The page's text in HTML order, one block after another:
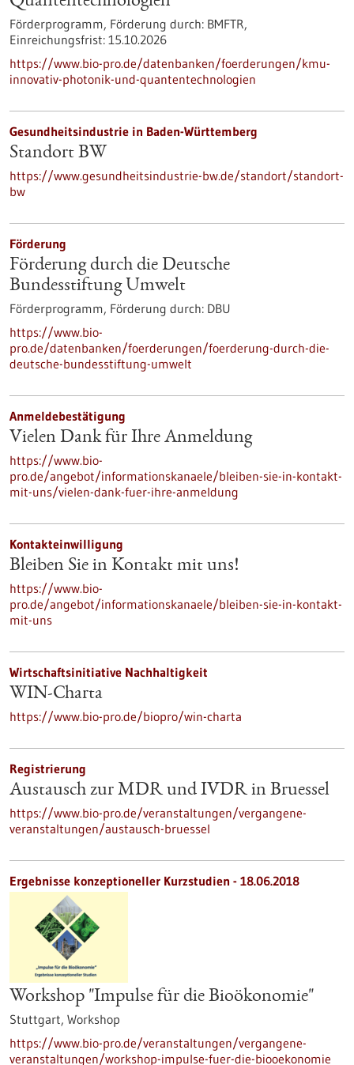
Förderprogramm, Förderung durch: BMFTR,
Einreichungsfrist: 15.10.2026
https://www.bio-pro.de/datenbanken/foerderungen/kmu-
innovativ-photonik-und-quantentechnologien
Gesundheitsindustrie in Baden-Württemberg
Standort BW
https://www.gesundheitsindustrie-bw.de/standort/standort-
bw
Förderung
Förderung durch die Deutsche
Bundesstiftung Umwelt
Förderprogramm, Förderung durch: DBU
https://www.bio-
pro.de/datenbanken/foerderungen/foerderung-durch-die-
deutsche-bundesstiftung-umwelt
Anmeldebestätigung
Vielen Dank für Ihre Anmeldung
https://www.bio-
pro.de/angebot/informationskanaele/bleiben-sie-in-kontakt-
mit-uns/vielen-dank-fuer-ihre-anmeldung
Kontakteinwilligung
Bleiben Sie in Kontakt mit uns!
https://www.bio-
pro.de/angebot/informationskanaele/bleiben-sie-in-kontakt-
mit-uns
Wirtschaftsinitiative Nachhaltigkeit
WIN-Charta
https://www.bio-pro.de/biopro/win-charta
Registrierung
Austausch zur MDR und IVDR in Bruessel
https://www.bio-pro.de/veranstaltungen/vergangene-
veranstaltungen/austausch-bruessel
Ergebnisse konzeptioneller Kurzstudien - 18.06.2018
Workshop "Impulse für die Bioökonomie"
Stuttgart, Workshop
https://www.bio-pro.de/veranstaltungen/vergangene-
veranstaltungen/workshop-impulse-fuer-die-biooekonomie